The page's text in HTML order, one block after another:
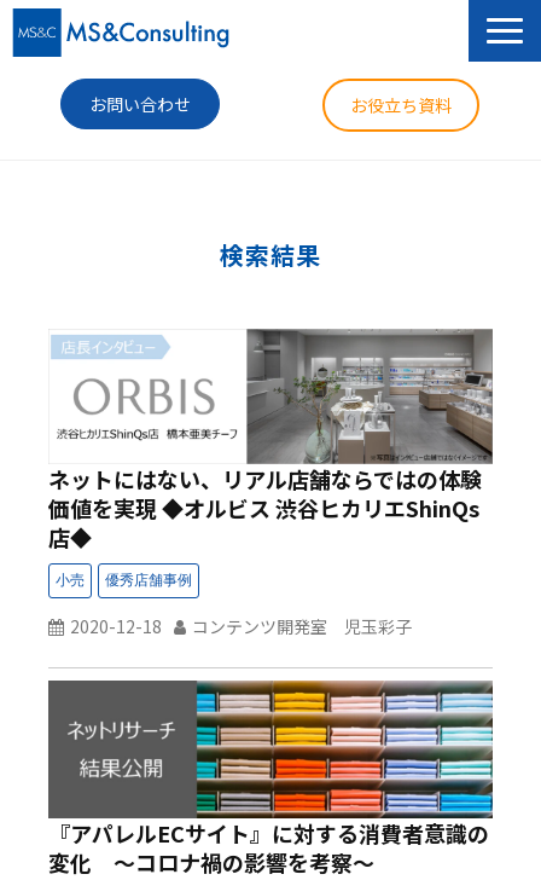
お問い合わせ お役立ち資料
コラム
ニュース
企業情報
検索結果
ネットにはない、リアル店舗ならではの体験
価値を実現 ◆オルビス 渋谷ヒカリエShinQs
店◆
2020-12-18 コンテンツ開発室 児玉彩子
『アパレルECサイト』に対する消費者意識の
変化 ～コロナ禍の影響を考察～